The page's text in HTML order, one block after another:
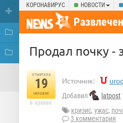
КОРОНАВИРУС НОВОСТИ
Продал почку -
отметили
19
человек
в архиве
Источник:
Добавил latpost
кризис, ужас,
3 комментария